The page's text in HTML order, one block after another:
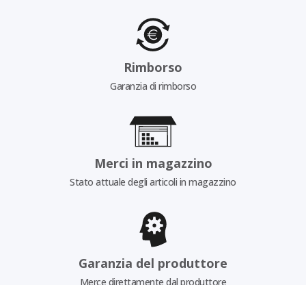
Rimborso
Garanzia di rimborso
Merci in magazzino
Stato attuale degli articoli in magazzino
Garanzia del produttore
Merce direttamente dal produttore